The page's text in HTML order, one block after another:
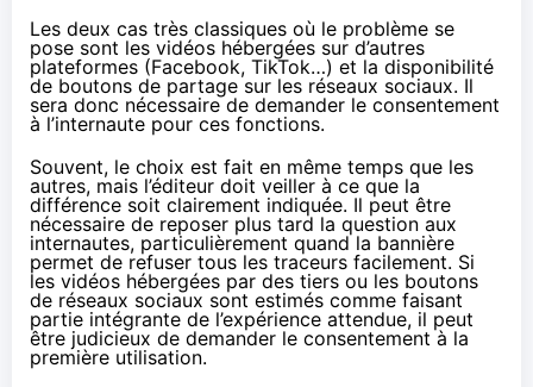
Les deux cas très classiques où le problème se
pose sont les vidéos hébergées sur d’autres
plateformes (Facebook, TikTok…) et la disponibilité
de boutons de partage sur les réseaux sociaux. Il
sera donc nécessaire de demander le consentement
à l’internaute pour ces fonctions.
Souvent, le choix est fait en même temps que les
autres, mais l’éditeur doit veiller à ce que la
différence soit clairement indiquée. Il peut être
nécessaire de reposer plus tard la question aux
internautes, particulièrement quand la bannière
permet de refuser tous les traceurs facilement. Si
les vidéos hébergées par des tiers ou les boutons
de réseaux sociaux sont estimés comme faisant
partie intégrante de l’expérience attendue, il peut
être judicieux de demander le consentement à la
première utilisation.